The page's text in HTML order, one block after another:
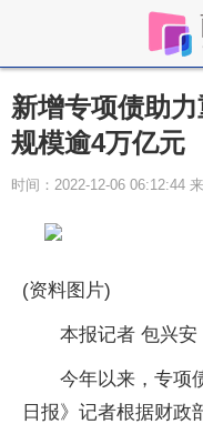
新增专项债助
规模逾4万亿元
时间：2022-12-06 06:12:44
(资料图片)
本报记者 包兴安
今年以来，专项
日报》记者根据财政